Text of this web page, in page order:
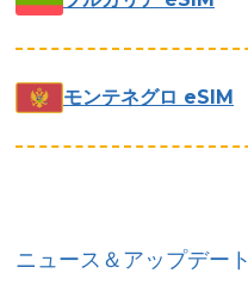
モンテネグロ eSIM
ニュース＆アップデート